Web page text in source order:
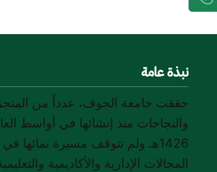
نبذة عامة
حققت جامعة الجوف، عدداً من
والنجاحات منذ إنشائها في أواسط
1426هـ ولم تتوقف مسيرة نمائها
المجالات الإدارية والأكاديمية